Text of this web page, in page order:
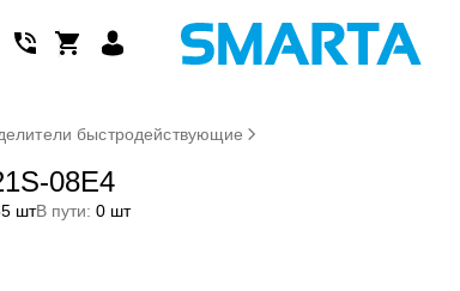
быстродействующие
08E4
штВ пути: 0 шт